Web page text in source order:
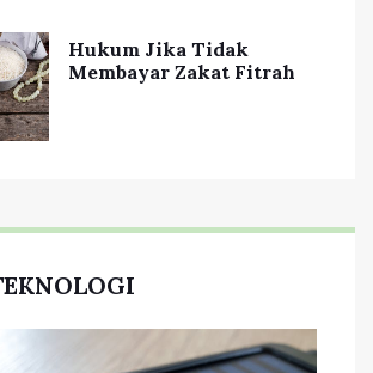
Hukum Jika Tidak
Membayar Zakat Fitrah